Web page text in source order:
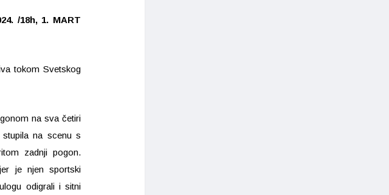
/18h, 1. MART
tokom Svetskog
na sva četiri
na scenu s
zadnji pogon.
je njen sportski
odigrali i sitni